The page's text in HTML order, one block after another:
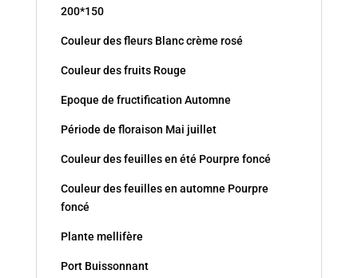
200*150
Couleur des fleurs Blanc crème rosé
Couleur des fruits Rouge
Epoque de fructification Automne
Période de floraison Mai juillet
Couleur des feuilles en été Pourpre foncé
Couleur des feuilles en automne Pourpre
foncé
Plante mellifère
Port Buissonnant